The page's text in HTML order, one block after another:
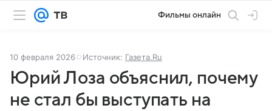
Фильмы онлайн
10 февраля 2026 Источник: Газета.Ru
Юрий Лоза объяснил, почему
не стал бы выступать на